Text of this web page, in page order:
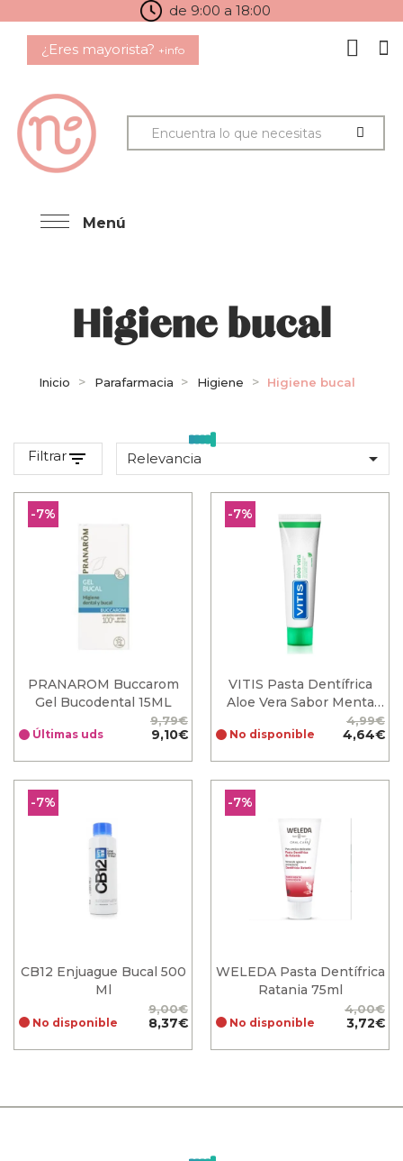
de 9:00 a 18:00
¿Eres mayorista? +info
Menú
Higiene bucal
Inicio Parafarmacia Higiene Higiene bucal
Filtrarfilter_list Relevancia 
-7%
PRANAROM Buccarom
Gel Bucodental 15ML
Precio
9,79€
Últimas uds
Precio 9,10€
-7%
VITIS Pasta Dentífrica
Aloe Vera Sabor Menta
Precio
4,99€
No disponible
Precio 4,64€
-7%
CB12 Enjuague Bucal 500
Ml
Precio
9,00€
No disponible
Precio 8,37€
-7%
WELEDA Pasta Dentífrica
Ratania 75ml
Precio
4,00€
No disponible
Precio 3,72€